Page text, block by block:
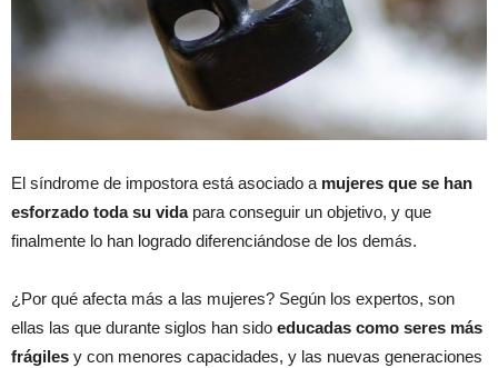
El síndrome de impostora está asociado a mujeres que se han
esforzado toda su vidapara conseguir un objetivo, y que
finalmente lo han logrado diferenciándose de los demás.
¿Por qué afecta más a las mujeres? Según los expertos, son
ellas las que durante siglos han sido educadas como seres más
frágiles y con menores capacidades, y las nuevas generaciones